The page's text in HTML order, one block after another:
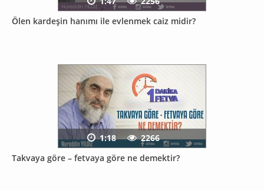
Ölen kardeşin hanımı ile evlenmek caiz midir?
Takvaya göre – fetvaya göre ne demektir?
1:18 2266